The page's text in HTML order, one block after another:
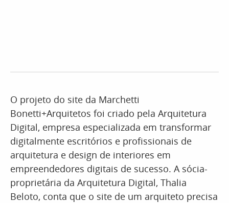
O projeto do site da Marchetti
Bonetti+Arquitetos foi criado pela Arquitetura
Digital, empresa especializada em transformar
digitalmente escritórios e profissionais de
arquitetura e design de interiores em
empreendedores digitais de sucesso. A sócia-
proprietária da Arquitetura Digital, Thalia
Beloto, conta que o site de um arquiteto precisa